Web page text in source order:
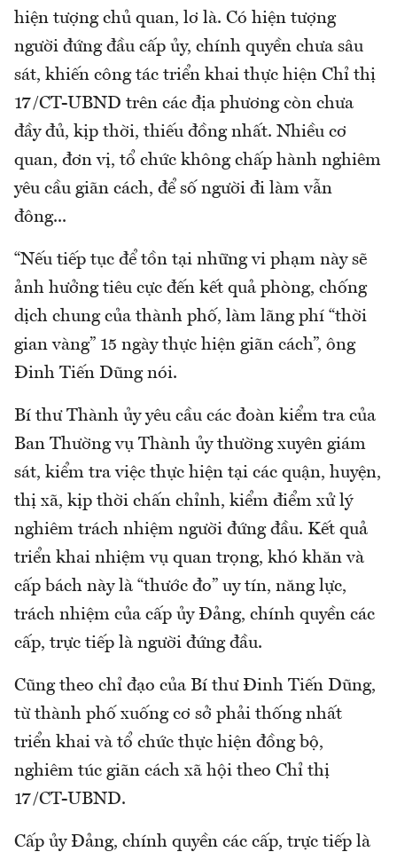
hiện tượng chủ quan, lơ là. Có hiện tượng
người đứng đầu cấp ủy, chính quyền chưa sâu
sát, khiến công tác triển khai thực hiện Chỉ thị
17/CT-UBND trên các địa phương còn chưa
đầy đủ, kịp thời, thiếu đồng nhất. Nhiều cơ
quan, đơn vị, tổ chức không chấp hành nghiêm
yêu cầu giãn cách, để số người đi làm vẫn
đông...
“Nếu tiếp tục để tồn tại những vi phạm này sẽ
ảnh hưởng tiêu cực đến kết quả phòng, chống
dịch chung của thành phố, làm lãng phí “thời
gian vàng” 15 ngày thực hiện giãn cách”, ông
Đinh Tiến Dũng nói.
Bí thư Thành ủy yêu cầu các đoàn kiểm tra của
Ban Thường vụ Thành ủy thường xuyên giám
sát, kiểm tra việc thực hiện tại các quận, huyện,
thị xã, kịp thời chấn chỉnh, kiểm điểm xử lý
nghiêm trách nhiệm người đứng đầu. Kết quả
triển khai nhiệm vụ quan trọng, khó khăn và
cấp bách này là “thước đo” uy tín, năng lực,
trách nhiệm của cấp ủy Đảng, chính quyền các
cấp, trực tiếp là người đứng đầu.
Cũng theo chỉ đạo của Bí thư Đinh Tiến Dũng,
từ thành phố xuống cơ sở phải thống nhất
triển khai và tổ chức thực hiện đồng bộ,
nghiêm túc giãn cách xã hội theo Chỉ thị
17/CT-UBND.
Cấp ủy Đảng, chính quyền các cấp, trực tiếp là